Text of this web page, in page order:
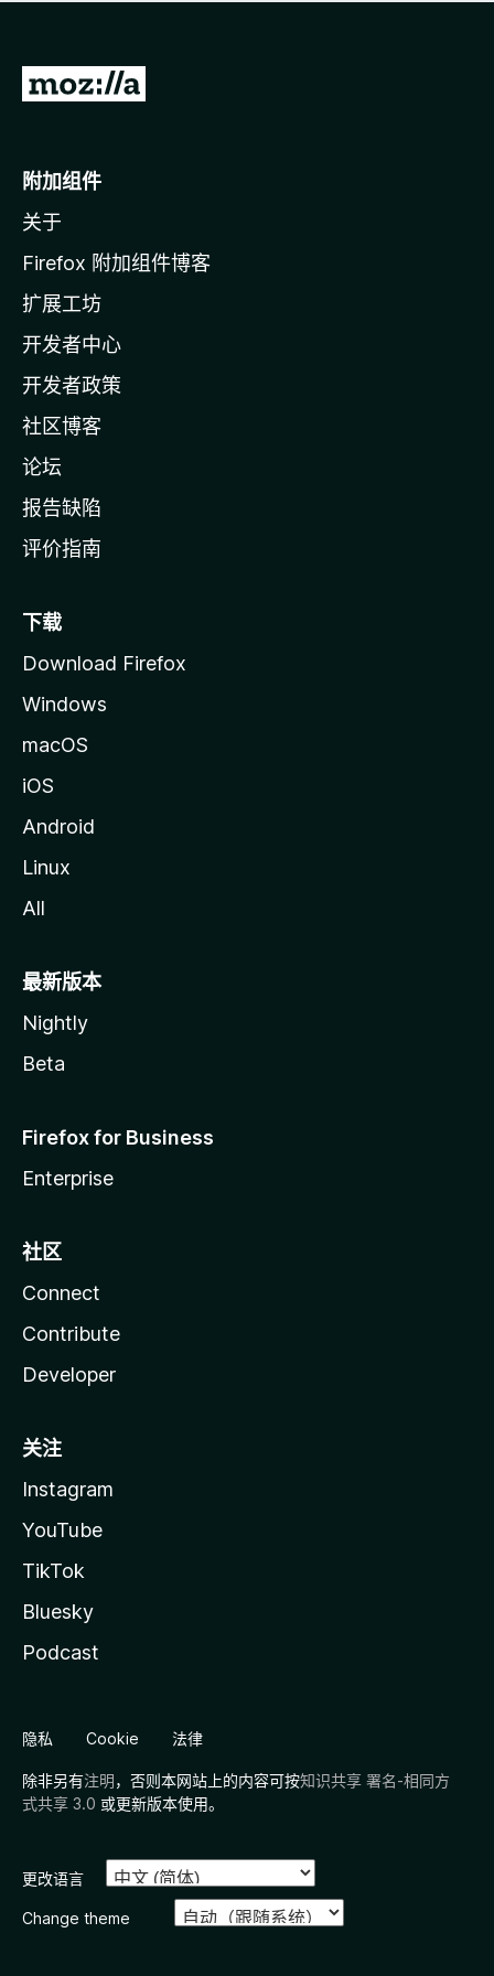
无
转
o
i
l
a
主
页
附加组件
关于
Firefox 附加组件博客
扩展工坊
开发者中心
开发者政策
社区博客
论坛
报告缺陷
评价指南
下载
Download Firefox
Windows
macOS
iOS
Android
Linux
All
最新版本
Nightly
Beta
Firefox for Business
Enterprise
社区
Connect
Contribute
Developer
关注
Instagram
YouTube
TikTok
Bluesky
Podcast
隐私 Cookie 法律
除非另有注明，否则本网站上的内容可按知识共享 署名-相同方
式共享 3.0 或更新版本使用。
更改语言
Change theme